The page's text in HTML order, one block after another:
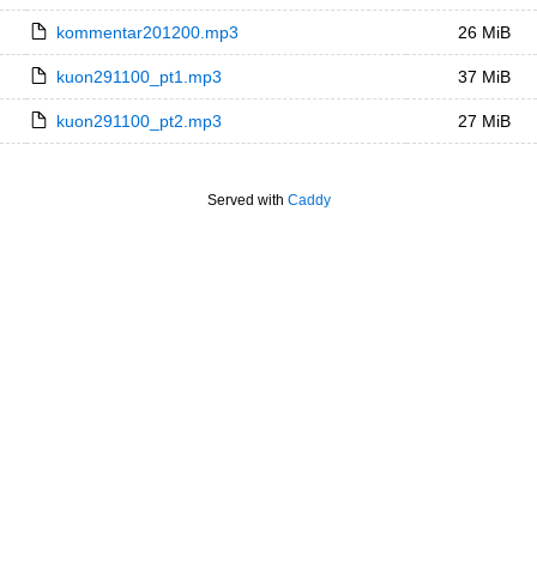
kommentar201200.mp3 26 MiB
kuon291100_pt1.mp3 37 MiB
kuon291100_pt2.mp3 27 MiB
Served with Caddy